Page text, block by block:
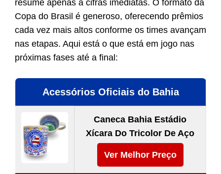
resume apenas a cifras imediatas. O formato da
Copa do Brasil é generoso, oferecendo prêmios
cada vez mais altos conforme os times avançam
nas etapas. Aqui está o que está em jogo nas
próximas fases até a final:
Acessórios Oficiais do Bahia
Caneca Bahia Estádio
Xícara Do Tricolor De Aço
Ver Melhor Preço